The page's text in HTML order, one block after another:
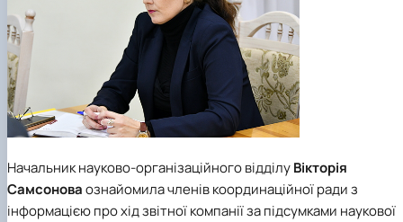
Начальникнауково-організаційного відділуВікторія
Самсоноваознайомила членів координаційної ради з
інформацією про хід звітної компанії за підсумками наукової